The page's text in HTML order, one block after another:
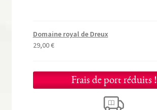
Domaine royal de Dreux
29,00€
Frais de port réduits !